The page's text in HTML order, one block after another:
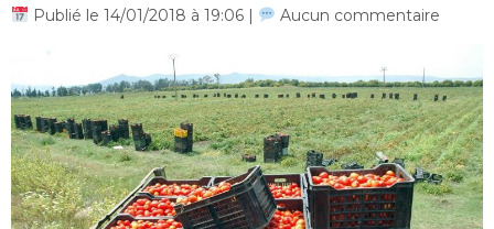
Publié le 14/01/2018 à 19:06 | Aucun commentaire